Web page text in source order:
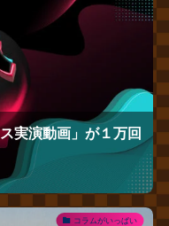
実演動画」が１万回
コラムがいっぱい